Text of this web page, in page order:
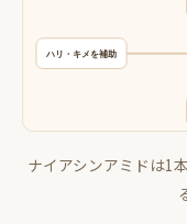
ナイアシンアミドは1